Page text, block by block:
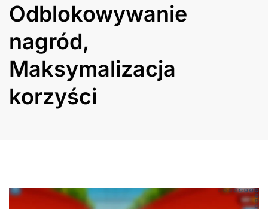
Odblokowywanie
nagród,
Maksymalizacja
korzyści